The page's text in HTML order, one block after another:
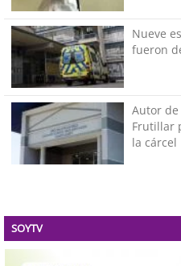
Nueve
fueron
Autor
Frutillar
la cárcel
SOYTV